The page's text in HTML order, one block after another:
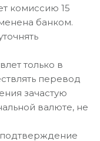
комиссию 15
банком.
только в
перевод
зачастую
валюте, не